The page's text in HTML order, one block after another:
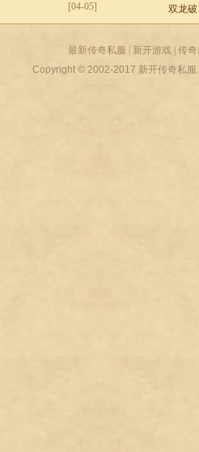
[04-05] 双龙破
最新传奇私服 新开游戏 传
Copyright © 2002-2017 新开传奇私服